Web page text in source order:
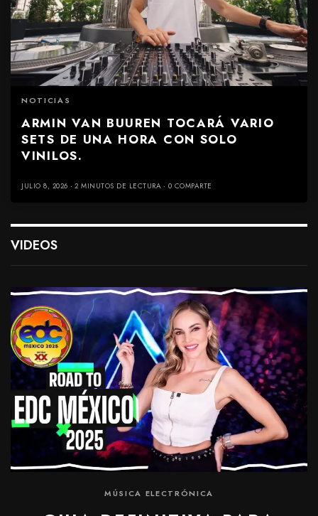
NOTICIAS
ARMIN VAN BUUREN TOCARÁ VARIO
SETS DE UNA HORA CON SOLO
VINILOS.
JULIO 8, 2026 2 MINUTOS DE LECTURA 0 COMPARTE
VIDEOS
MÚSICA ELECTRÓNICA